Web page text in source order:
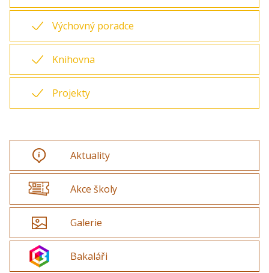
Výchovný poradce
Knihovna
Projekty
Aktuality
Akce školy
Galerie
Bakaláři